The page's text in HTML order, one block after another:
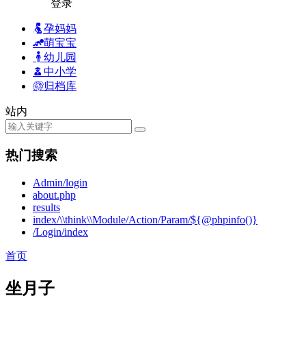
登录
孕妈妈
萌宝宝
幼儿园
中小学
归档库
站内
热门搜索
Admin/login
about.php
results
index/\\think\\Module/Action/Param/${@phpinfo()}
/Login/index
首页
坐月子